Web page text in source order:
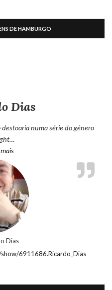
DE HAMBURGO
Dias
numa série do género
“Ricardo Dias”
Dias
6911686.Ricardo_Dias